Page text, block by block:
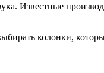
Известные
колонки,